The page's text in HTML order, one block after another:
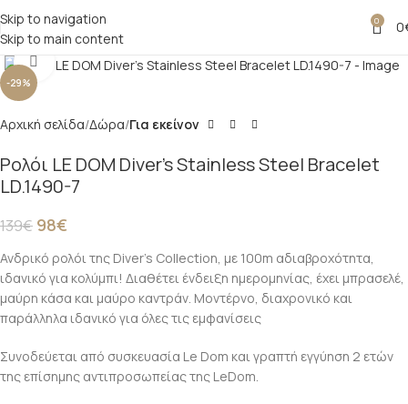
Skip to navigation
Skip to main content
0 0
-29%
Click to enlarge
Αρχική σελίδα Δώρα Για εκείνον
Ρολόι LE DOM Diver’s Stainless Steel Bracelet
LD.1490-7
139€ 98€
Ανδρικό ρολόι της Diver’s Collection, με 100m αδιαβροχότητα,
ιδανικό για κολύμπι! Διαθέτει ένδειξη ημερομηνίας, έχει μπρασελέ,
μαύρη κάσα και μαύρο καντράν. Μοντέρνο, διαχρονικό και
παράλληλα ιδανικό για όλες τις εμφανίσεις
Συνοδεύεται από συσκευασία Le Dom και γραπτή εγγύηση 2 ετών
της επίσημης αντιπροσωπείας της LeDom.